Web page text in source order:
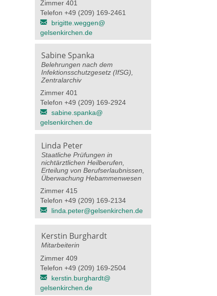
Zimmer 401
Telefon +49 (209) 169-2461
brigitte.weggen@​
gelsenkirchen.de
Sabine Spanka
Belehrungen nach dem
Infektionsschutzgesetz (IfSG),
Zentralarchiv
Zimmer 401
Telefon +49 (209) 169-2924
sabine.spanka@​
gelsenkirchen.de
Linda Peter
Staatliche Prüfungen in
nichtärztlichen Heilberufen,
Erteilung von Berufserlaubnissen,
Überwachung Hebammenwesen
Zimmer 415
Telefon +49 (209) 169-2134
linda.peter@​gelsenkirchen.de
Kerstin Burghardt
Mitarbeiterin
Zimmer 409
Telefon +49 (209) 169-2504
kerstin.burghardt@​
gelsenkirchen.de